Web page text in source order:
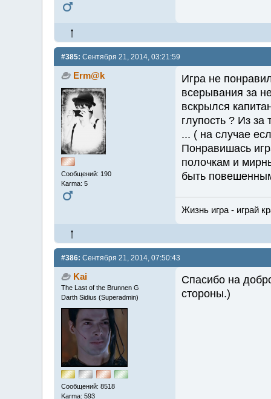
#385: Сентября 21, 2014, 03:21:59
Erm@k
Сообщений: 190
Karma: 5
Игра не
всерывания за
вскрылся
глупость ? Из за
... ( на случае
Понравишась
полочкам и
быть
Жизнь игра - играй
#386: Сентября 21, 2014, 07:50:43
Kai
The Last of the Brunnen G
Darth Sidius (Superadmin)
Сообщений: 8518
Karma: 593
Спасибо на
стороны.)